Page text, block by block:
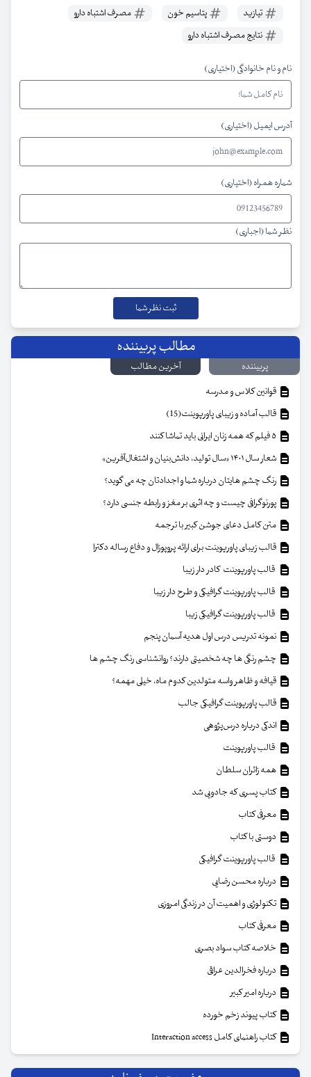
تیازید
پتاسیم خون
مصرف اشتباه دارو
نتایج مصرف اشتباه دارو
نام و نام خانوادگی (اختیاری)
آدرس ایمیل (اختیاری)
شماره همراه (اختیاری)
نظر شما (اجباری)
مطالب پربیننده
پربیننده
آخرین مطالب
قوانین کلاس و مدرسه
قالب آماده و زیبای پاورپوینت(15)
شعار سال ۱۴۰۱ «سال تولید، دانش‌بنیان و اشتغال‌آفرین»
رنگ چشم هایتان درباره شما و اجدادتان چه می گوید؟
پورنوگرافی چیست و چه اثری بر مغز و رابطه جنسی دارد؟
متن کامل دعای جوشن کبیر با ترجمه
قالب زیبای پاورپوینت برای ارائه پروپوزال و دفاع رساله دکترا
قالب پاورپوینت کادر دار زیبا
قالب پاورپوینت گرافیکی و طرح دار زیبا
قالب پاورپوینت گرافیکی زیبا
نمونه تدریس درس اول هدیه آسمان پنجم
چشم رنگی ها چه شخصیتی دارند؟ روانشناسی رنگ چشم ها
قیافه و ظاهر واسه متولدین کدوم ماه، خیلی مهمه؟
قالب پاورپوینت گرافیکی جالب
اندکی درباره درس‌پژوهی
قالب پاورپوینت
همه زائران سلطان
کتاب پسری که جادویی شد
معرفی کتاب
دوستی با کتاب
قالب پاورپوینت گرافیکی
درباره محسن رضایی
تکنولوژی و اهمیت آن در زندگی امروزی
معرفی کتاب
خلاصه کتاب سواد بصری
درباره فخرالدین عراقی
درباره امیر کبیر
کتاب پیوند زخم خورده
کتاب راهنمای کامل Interaction access